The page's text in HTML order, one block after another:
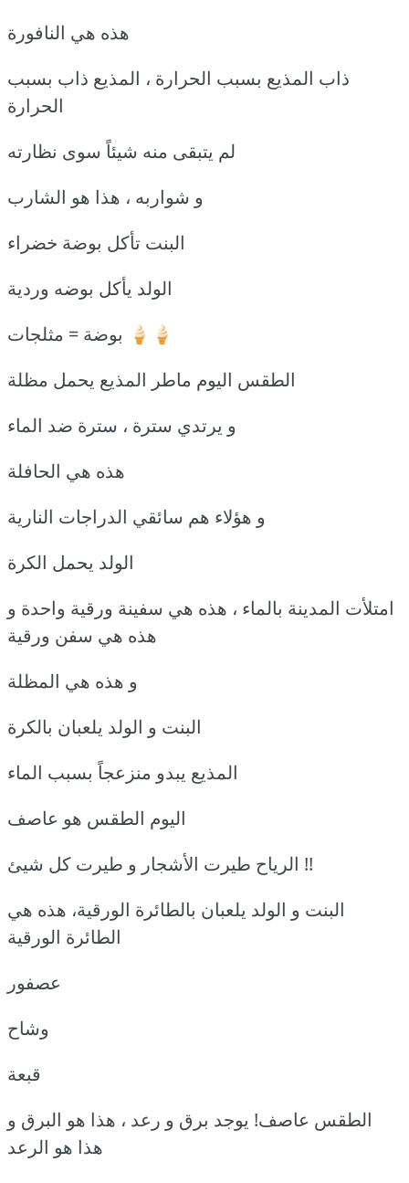
هذه هي النافورة
ذاب المذيع بسبب الحرارة ، المذيع ذاب بسبب
الحرارة
لم يتبقى منه شيئاً سوى نظارته
و شواربه ، هذا هو الشارب
البنت تأكل بوضة خضراء
الولد يأكل بوضه وردية
بوضة = مثلجات 🍦🍦
الطقس اليوم ماطر المذيع يحمل مظلة
و يرتدي سترة ، سترة ضد الماء
هذه هي الحافلة
و هؤلاء هم سائقي الدراجات النارية
الولد يحمل الكرة
امتلأت المدينة بالماء ، هذه هي سفينة ورقية واحدة و
هذه هي سفن ورقية
و هذه هي المظلة
البنت و الولد يلعبان بالكرة
المذيع يبدو منزعجاً بسبب الماء
اليوم الطقس هو عاصف
الرياح طيرت الأشجار و طيرت كل شيئ !!
البنت و الولد يلعبان بالطائرة الورقية، هذه هي
الطائرة الورقية
عصفور
وشاح
قبعة
الطقس عاصف! يوجد برق و رعد ، هذا هو البرق و
هذا هو الرعد